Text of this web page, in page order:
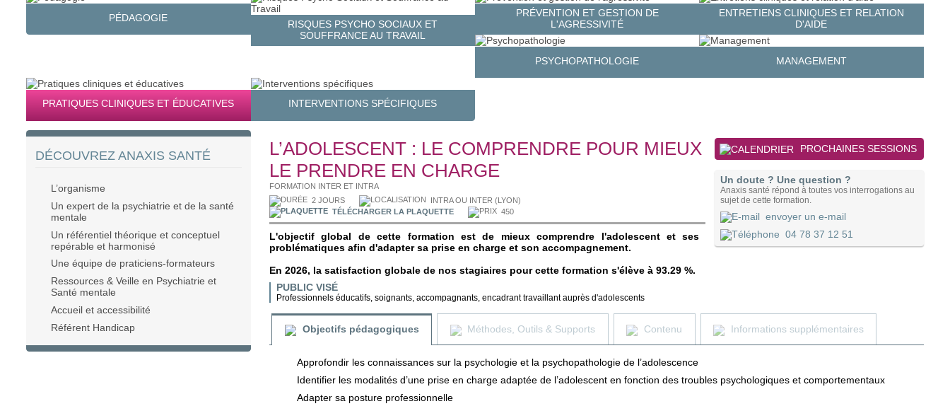
Anaxis Santé
PÉDAGOGIE
RISQUES PSYCHO SOCIAUX ET
SOUFFRANCE AU TRAVAIL
PRÉVENTION ET GESTION DE
L'AGRESSIVITÉ
ENTRETIENS CLINIQUES ET RELATION
D'AIDE
PSYCHOPATHOLOGIE MANAGEMENT
PRATIQUES CLINIQUES ET ÉDUCATIVES INTERVENTIONS SPÉCIFIQUES
L’ADOLESCENT : LE COMPRENDRE POUR MIEUX
LE PRENDRE EN CHARGE
FORMATION INTER ET INTRA
2 JOURS
INTRA OU INTER (LYON)
TÉLÉCHARGER LA PLAQUETTE
450
L'objectif global de cette formation est de mieux comprendre l'adolescent et ses
problématiques afin d'adapter sa prise en charge et son accompagnement.
En 2026, la satisfaction globale de nos stagiaires pour cette formation s'élève à 93.29 %.
PUBLIC VISÉ
Professionnels éducatifs, soignants, accompagnants, encadrant travaillant auprès d'adolescents
PROCHAINES SESSIONS
Un doute ? Une question ?
Anaxis santé répond à toutes vos interrogations au
sujet de cette formation.
envoyer un e-mail
04 78 37 12 51
Objectifs pédagogiques Méthodes, Outils & Supports Contenu Informations supplémentaires
Approfondir les connaissances sur la psychologie et la psychopathologie de l’adolescence
Identifier les modalités d’une prise en charge adaptée de l’adolescent en fonction des troubles psychologiques et comportementaux
Adapter sa posture professionnelle
DÉCOUVREZ ANAXIS SANTÉ
L’organisme
Un expert de la psychiatrie et de la santé
mentale
Un référentiel théorique et conceptuel
repérable et harmonisé
Une équipe de praticiens-formateurs
Ressources & Veille en Psychiatrie et
Santé mentale
Accueil et accessibilité
Référent Handicap